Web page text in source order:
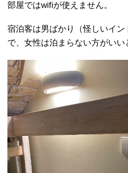
部屋ではwifiが使えません。
宿泊客は男ばかり（怪しいイ
で、女性は泊まらない方がいい